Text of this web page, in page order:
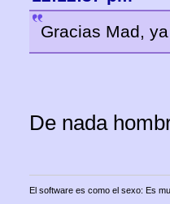
Gracias Mad,
De nada
El software es como el sexo: Es